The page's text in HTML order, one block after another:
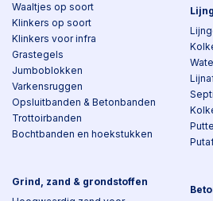
Waaltjes op soort
Klinkers op soort
Klinkers voor infra
Grastegels
Jumboblokken
Varkensruggen
Opsluitbanden & Betonbanden
Trottoirbanden
Bochtbanden en hoekstukken
Grind, zand & grondstoffen